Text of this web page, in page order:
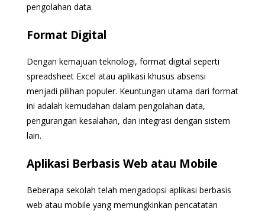
pengolahan data.
Format Digital
Dengan kemajuan teknologi, format digital seperti
spreadsheet Excel atau aplikasi khusus absensi
menjadi pilihan populer. Keuntungan utama dari format
ini adalah kemudahan dalam pengolahan data,
pengurangan kesalahan, dan integrasi dengan sistem
lain.
Aplikasi Berbasis Web atau Mobile
Beberapa sekolah telah mengadopsi aplikasi berbasis
web atau mobile yang memungkinkan pencatatan